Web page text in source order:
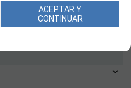
ACEPTAR Y
CONTINUAR